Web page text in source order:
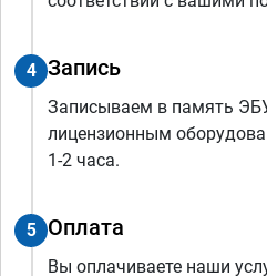
4 Запись
Записываем в память
лицензионным
1-2 часа.
5 Оплата
Вы оплачиваете наши